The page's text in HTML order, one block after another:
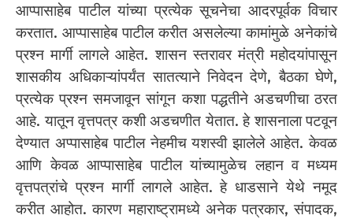
आप्पासाहेब पाटील यांच्या प्रत्येक सूचनेचा आदरपूर्वक विचार
करतात. आप्पासाहेब पाटील करीत असलेल्या कामांमुळे अनेकांचे
प्रश्न मार्गी लागले आहेत. शासन स्तरावर मंत्री महोदयांपासून
शासकीय अधिकाऱ्यांपर्यंत सातत्याने निवेदन देणे, बैठका घेणे,
प्रत्येक प्रश्न समजावून सांगून कशा पद्धतीने अडचणीचा ठरत
आहे. यातून वृत्तपत्र कशी अडचणीत येतात. हे शासनाला पटवून
देण्यात अप्पासाहेब पाटील नेहमीच यशस्वी झालेले आहेत. केवळ
आणि केवळ आप्पासाहेब पाटील यांच्यामुळेच लहान व मध्यम
वृत्तपत्रांचे प्रश्न मार्गी लागले आहेत. हे धाडसाने येथे नमूद
करीत आहोत. कारण महाराष्ट्रामध्ये अनेक पत्रकार, संपादक,